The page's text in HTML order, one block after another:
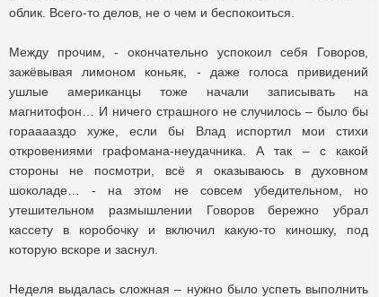
облик. Всего-то делов, не о чем и беспокоиться.
Между прочим, - окончательно успокоил себя Говоров,
зажёвывая лимоном коньяк, - даже голоса привидений
ушлые американцы тоже начали записывать на
магнитофон… И ничего страшного не случилось – было бы
горааааздо хуже, если бы Влад испортил мои стихи
откровениями графомана-неудачника. А так – с какой
стороны не посмотри, всё я оказываюсь в духовном
шоколаде… - на этом не совсем убедительном, но
утешительном размышлении Говоров бережно убрал
кассету в коробочку и включил какую-то киношку, под
которую вскоре и заснул.
Неделя выдалась сложная – нужно было успеть выполнить